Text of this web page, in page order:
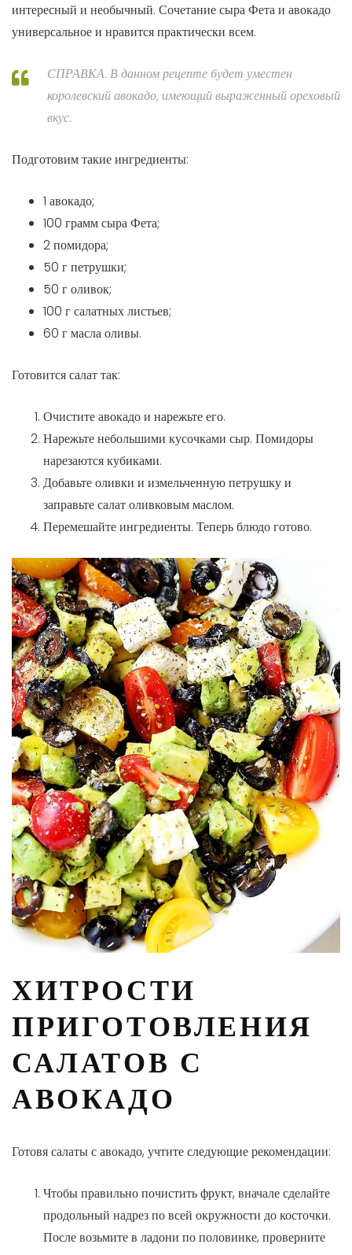
интересный и необычный. Сочетание сыра Фета и авокадо
универсальное и нравится практически всем.
СПРАВКА. В данном рецепте будет уместен
королевский авокадо, имеющий выраженный ореховый
вкус.
Подготовим такие ингредиенты:
1 авокадо;
100 грамм сыра Фета;
2 помидора;
50 г петрушки;
50 г оливок;
100 г салатных листьев;
60 г масла оливы.
Готовится салат так:
Очистите авокадо и нарежьте его.
Нарежьте небольшими кусочками сыр. Помидоры
нарезаются кубиками.
Добавьте оливки и измельченную петрушку и
заправьте салат оливковым маслом.
Перемешайте ингредиенты. Теперь блюдо готово.
ХИТРОСТИ
ПРИГОТОВЛЕНИЯ
САЛАТОВ С
АВОКАДО
Готовя салаты с авокадо, учтите следующие рекомендации:
Чтобы правильно почистить фрукт, вначале сделайте
продольный надрез по всей окружности до косточки.
После возьмите в ладони по половинке, проверните